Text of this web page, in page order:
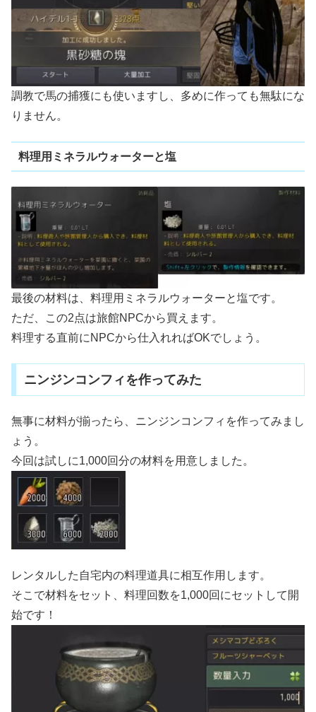
調教で馬の捕獲にも使いますし、多めに作っても無駄にな
りません。
料理用ミネラルウォーターと塩
最後の材料は、料理用ミネラルウォーターと塩です。
ただ、この2点は旅館NPCから買えます。
料理する直前にNPCから仕入れればOKでしょう。
ニンジンコンフィを作ってみた
無事に材料が揃ったら、ニンジンコンフィを作ってみまし
ょう。
今回は試しに1,000回分の材料を用意しました。
レンタルした自宅内の料理道具に相互作用します。
そこで材料をセット、料理回数を1,000回にセットして開
始です！